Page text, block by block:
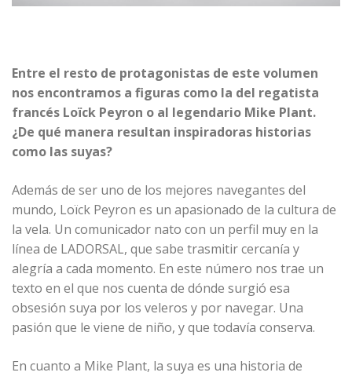
Entre el resto de protagonistas de este volumen
nos encontramos a figuras como la del regatista
francés Loïck Peyron o al legendario Mike Plant.
¿De qué manera resultan inspiradoras historias
como las suyas?
Además de ser uno de los mejores navegantes del
mundo, Loïck Peyron es un apasionado de la cultura de
la vela. Un comunicador nato con un perfil muy en la
línea de LADORSAL, que sabe trasmitir cercanía y
alegría a cada momento. En este número nos trae un
texto en el que nos cuenta de dónde surgió esa
obsesión suya por los veleros y por navegar. Una
pasión que le viene de niño, y que todavía conserva.
En cuanto a Mike Plant, la suya es una historia de